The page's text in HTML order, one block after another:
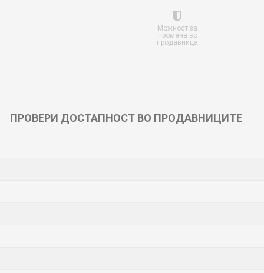
Можност за
промена во
продавница
ПРОВЕРИ ДОСТАПНОСТ ВО ПРОДАВНИЦИТЕ